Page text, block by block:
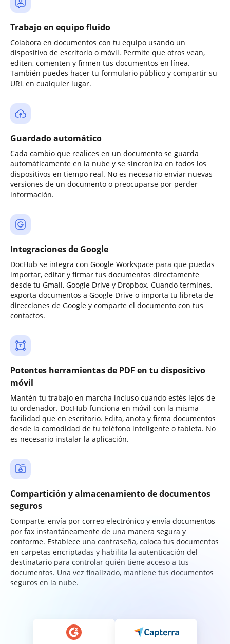
Trabajo en equipo fluido
Colabora en documentos con tu equipo usando un
dispositivo de escritorio o móvil. Permite que otros vean,
editen, comenten y firmen tus documentos en línea.
También puedes hacer tu formulario público y compartir su
URL en cualquier lugar.
Guardado automático
Cada cambio que realices en un documento se guarda
automáticamente en la nube y se sincroniza en todos los
dispositivos en tiempo real. No es necesario enviar nuevas
versiones de un documento o preocuparse por perder
información.
Integraciones de Google
DocHub se integra con Google Workspace para que puedas
importar, editar y firmar tus documentos directamente
desde tu Gmail, Google Drive y Dropbox. Cuando termines,
exporta documentos a Google Drive o importa tu libreta de
direcciones de Google y comparte el documento con tus
contactos.
Potentes herramientas de PDF en tu dispositivo
móvil
Mantén tu trabajo en marcha incluso cuando estés lejos de
tu ordenador. DocHub funciona en móvil con la misma
facilidad que en escritorio. Edita, anota y firma documentos
desde la comodidad de tu teléfono inteligente o tableta. No
es necesario instalar la aplicación.
Compartición y almacenamiento de documentos
seguros
Comparte, envía por correo electrónico y envía documentos
por fax instantáneamente de una manera segura y
conforme. Establece una contraseña, coloca tus documentos
en carpetas encriptadas y habilita la autenticación del
destinatario para controlar quién tiene acceso a tus
documentos. Una vez finalizado, mantiene tus documentos
seguros en la nube.